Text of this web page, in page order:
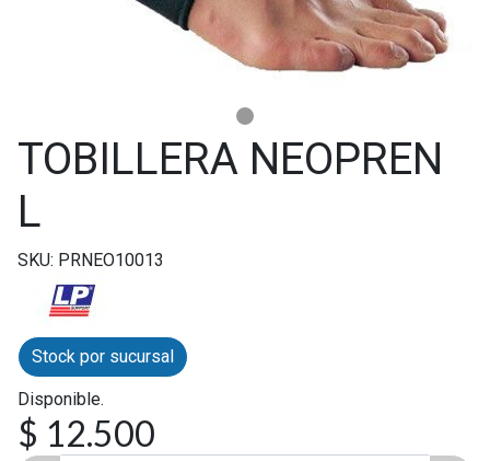
TOBILLERA NEOPREN
L
SKU: PRNEO10013
Stock por sucursal
Disponible.
$ 12.500